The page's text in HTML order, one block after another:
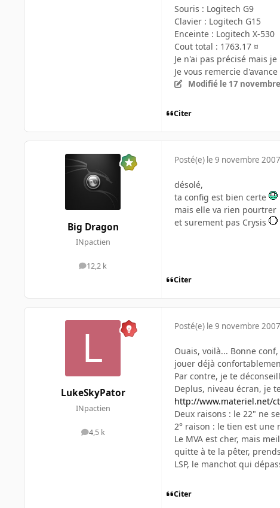
Souris : Logitech G9
Clavier : Logitech G15
Enceinte : Logitech X-530
Cout total : 1763.17 ¤
Je n'ai pas précisé mais
Je vous remercie
Modifié le 17
Citer
Big Dragon
INpactien
12,2 k
messages
Posté(e) le 9 novembre 2007
désolé,
ta config est bien certe
mais elle va rien pourtrer
et surement pas Crysis
Citer
LukeSkyPator
INpactien
4,5 k
messages
Posté(e) le 9 novembre 2007
Ouais, voilà... Bonne
jouer déjà
Par contre, je te
Deplus, niveau écran, je
http://www.materiel.net/
Deux raisons : le 22" ne
2° raison : le tien est une
Le MVA est cher, mais
quitte à te la pêter,
LSP, le manchot qui
Citer